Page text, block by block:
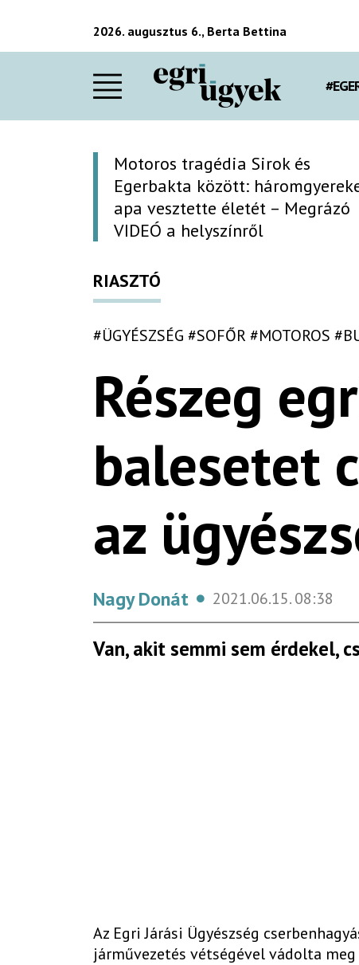
2026. augusztus 6., Berta Bettina
Motoros tragédia Sirok és
Egerbakta között:
apa vesztette életét – Megrázó
VIDEÓ a helyszínről
RIASZTÓ
#ÜGYÉSZSÉG #SOFŐR #MOTOROS
Részeg
balesetet
az
Nagy Donát 2021.06.15.08:38
Van, akit semmi sem érdekel,
Az Egri Járási Ügyészség
járművezetés vétségével vádolta meg